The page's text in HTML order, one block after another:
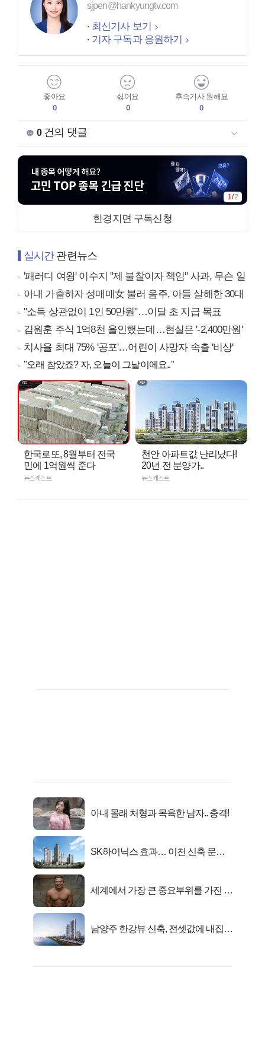
sjpen@hankyungtv.com
최신기사 보기
기자 구독과 응원하기
좋아요
0
싫어요
0
후속기사 원해요
0
0건의 댓글
1 /2
한경지면 구독신청
실시간관련뉴스
'패러디 여왕' 이수지 "제 불찰이자 책임" 사과, 무슨 일
아내 가출하자 성매매女 불러 음주, 아들 살해한 30대
"소득 상관없이 1인 50만원"…이달 초 지급 목표
김원훈 주식 1억8천 올인했는데…현실은 '-2,400만원'
치사율 최대 75% '공포'…어린이 사망자 속출 '비상'
"오래 참았죠? 자, 오늘이 그날이에요.."
한국로또, 8월부터 전국
민에 1억원씩 준다
뉴스캐스트
천안 아파트값 난리났다!
20년 전 분양가..
뉴스캐스트
아내 몰래 처형과 목욕한 남자.. 충격!
SK하이닉스 효과… 이천 신축 문의
세계에서 가장 큰 중요부위를 가진 남
남양주 한강뷰 신축, 전셋값에 내집마